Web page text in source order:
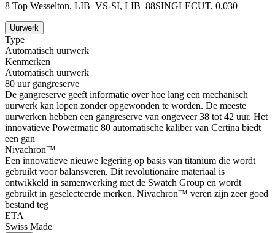
8 Top Wesselton, LIB_VS-SI, LIB_88SINGLECUT, 0,030
Uurwerk
Type
Automatisch uurwerk
Kenmerken
Automatisch uurwerk
80 uur gangreserve
De gangreserve geeft informatie over hoe lang een mechanisch
uurwerk kan lopen zonder opgewonden te worden. De meeste
uurwerken hebben een gangreserve van ongeveer 38 tot 42 uur. Het
innovatieve Powermatic 80 automatische kaliber van Certina biedt
een gan
Nivachron™
Een innovatieve nieuwe legering op basis van titanium die wordt
gebruikt voor balansveren. Dit revolutionaire materiaal is
ontwikkeld in samenwerking met de Swatch Group en wordt
gebruikt in geselecteerde merken. Nivachron™ veren zijn zeer goed
bestand teg
ETA
Swiss Made